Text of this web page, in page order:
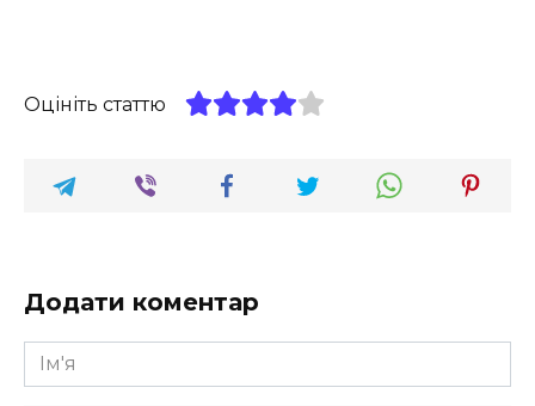
Оцініть статтю
Додати коментар
Ім'я
*